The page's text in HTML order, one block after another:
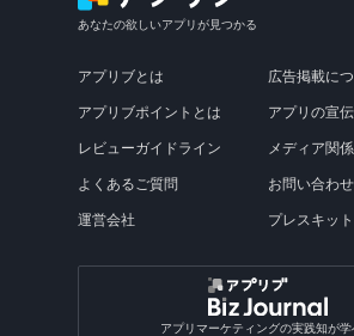
あなたの欲しいアプリが見つかる
アプリブとは
アプリブポイントとは
レビューガイドライン
よくあるご質問
運営会社
広告掲載に
アプリの宣
メディア関
お問い合わせ
プレスキット
アプリマーケティングの実践知が学